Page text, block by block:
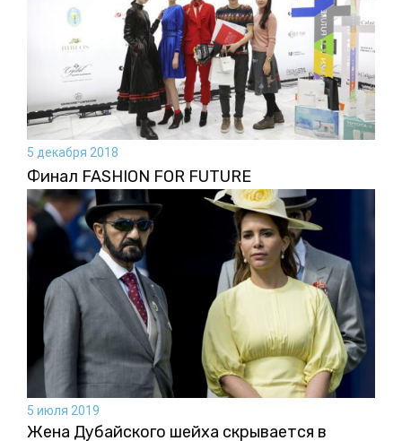
5 декабря 2018
Финал FASHION FOR FUTURE
5 июля 2019
Жена Дубайского шейха скрывается в